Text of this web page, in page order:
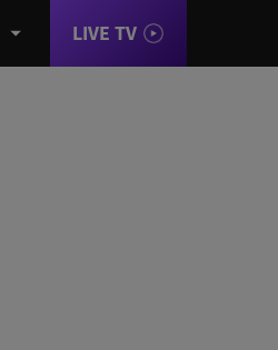
LIVE TV